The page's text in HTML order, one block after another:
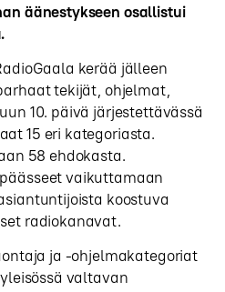
äänestykseen osallistui
kerää jälleen
tekijät, ohjelmat,
10. päivä järjestettävässä
15 eri kategoriasta.
58 ehdokasta.
vaikuttamaan
koostuva
radiokanavat.
ja -ohjelmakategoriat
valtavan